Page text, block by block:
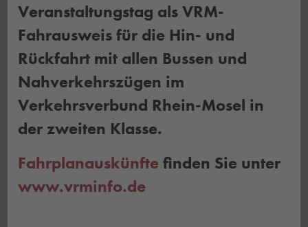
Veranstaltungstag als VRM-
Fahrausweis für die Hin- und
Rückfahrt mit allen Bussen und
Nahverkehrszügen im
Verkehrsverbund Rhein-Mosel in
der zweiten Klasse.
Fahrplanauskünfte finden Sie unter
www.vrminfo.de